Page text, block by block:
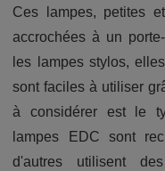
Ces lampes, petites
accrochées à un
les lampes stylos,
sont faciles à utiliser
à considérer est le
lampes EDC sont
d'autres utilisent